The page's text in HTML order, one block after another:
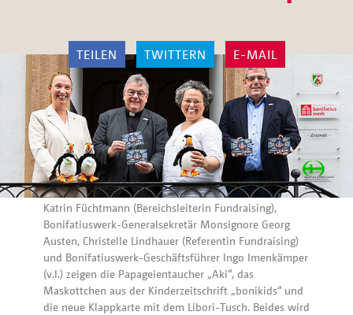
TEILEN TWITTERN E-MAIL
Katrin Füchtmann (Bereichsleiterin Fundraising),
Bonifatiuswerk-Generalsekretär Monsignore Georg
Austen, Christelle Lindhauer (Referentin Fundraising)
und Bonifatiuswerk-Geschäftsführer Ingo Imenkämper
(v.l.) zeigen die Papageientaucher „Aki“, das
Maskottchen aus der Kinderzeitschrift „bonikids“ und
die neue Klappkarte mit dem Libori-Tusch. Beides wird